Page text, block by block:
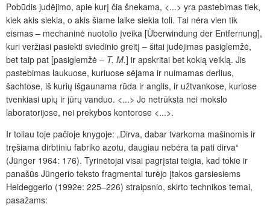
Pobūdis judėjimo, apie kurį čia šnekama, <...> yra pastebimas tiek,
kiek akis siekia, o akis šiame laike siekia toli. Tai nėra vien tik
eismas – mechaninė nuotolio įveika [Überwindung der Entfernung],
kuri veržiasi pasiekti sviedinio greitį – šitai judėjimas pasiglemžė,
bet taip pat [pasiglemžė – T. M.] ir apskritai bet kokią veiklą. Jis
pastebimas laukuose, kuriuose sėjama ir nuimamas derlius,
šachtose, iš kurių išgaunama rūda ir anglis, ir užtvankose, kuriose
tvenkiasi upių ir jūrų vanduo. <...> Jo netrūksta nei mokslo
laboratorijose, nei prekybos kontorose <...>.
Ir toliau toje pačioje knygoje: „Dirva, dabar tvarkoma mašinomis ir
tręšiama dirbtiniu fabriko azotu, daugiau nebėra ta pati dirva“
(Jünger 1964: 176). Tyrinėtojai visai pagrįstai teigia, kad tokie ir
panašūs Jüngerio teksto fragmentai turėjo įtakos garsiesiems
Heide­ggerio (1992e: 225–226) straipsnio, skirto technikos temai,
pasažams: